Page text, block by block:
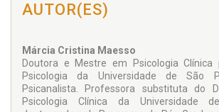
AUTOR(ES)
Márcia Cristina Maesso
Doutora e Mestre em Psicologia Clínica
Psicologia da Universidade de São
Psicanalista. Professora substituta do
Psicologia Clínica da Universidade